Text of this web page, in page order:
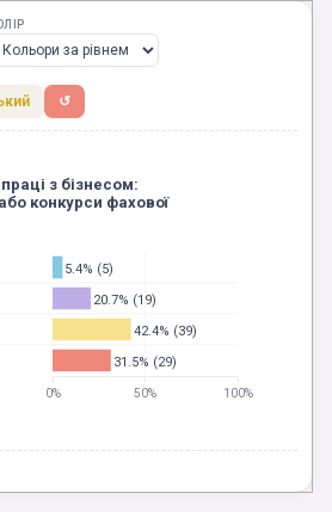
↺
5.4% (5)
20.7% (19)
42.4% (39)
31.5% (29)
0% 50% 100%
з бізнесом:
конкурси фахової